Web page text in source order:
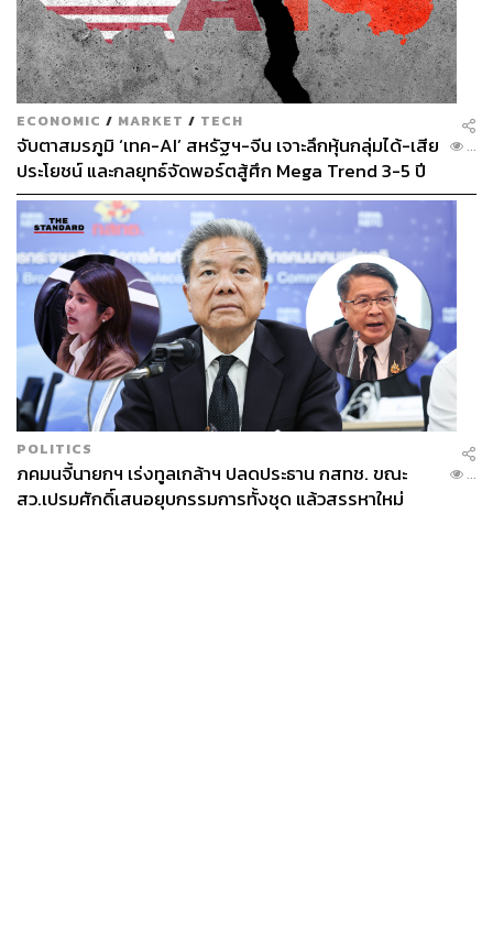
ECONOMIC / MARKET / TECH
จับตาสมรภูมิ ‘เทค-AI’ สหรัฐฯ-จีน เจาะลึกหุ้นกลุ่มได้-เสีย
ประโยชน์ และกลยุทธ์จัดพอร์ตสู้ศึก Mega Trend 3-5 ปี
ข้างหน้า
...
POLITICS
ภคมนจี้นายกฯ เร่งทูลเกล้าฯ ปลดประธาน กสทช. ขณะ
สว.เปรมศักดิ์เสนอยุบกรรมการทั้งชุด แล้วสรรหาใหม่
...